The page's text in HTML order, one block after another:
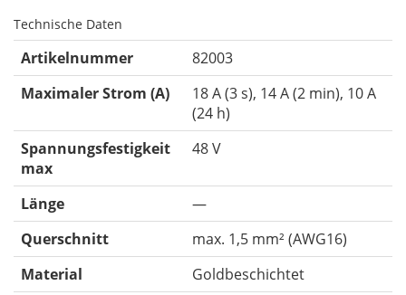
Technische Daten
Artikelnummer
82003
Maximaler Strom (A)
18 A (3 s), 14 A (2 min), 10 A
(24 h)
Spannungsfestigkeit
max
48 V
Länge
—
Querschnitt
max. 1,5 mm² (AWG16)
Material
Goldbeschichtet